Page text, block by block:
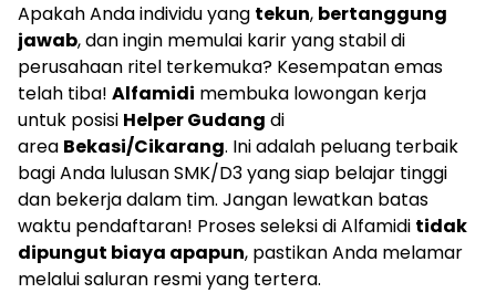
Apakah Anda individu yang tekun, bertanggung
jawab, dan ingin memulai karir yang stabil di
perusahaan ritel terkemuka? Kesempatan emas
telah tiba! Alfamidi membuka lowongan kerja
untuk posisi Helper Gudang di
area Bekasi/Cikarang. Ini adalah peluang terbaik
bagi Anda lulusan SMK/D3 yang siap belajar tinggi
dan bekerja dalam tim. Jangan lewatkan batas
waktu pendaftaran! Proses seleksi di Alfamidi tidak
dipungut biaya apapun, pastikan Anda melamar
melalui saluran resmi yang tertera.